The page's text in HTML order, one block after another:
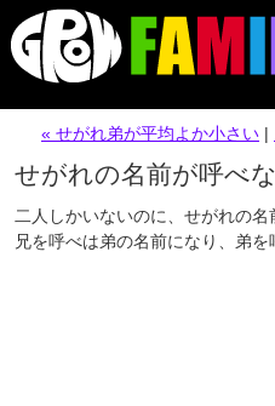
« せがれ弟が平均よか小さい |
せがれの名前が呼べ
二人しかいないのに、せがれの名
兄を呼べは弟の名前になり、弟を